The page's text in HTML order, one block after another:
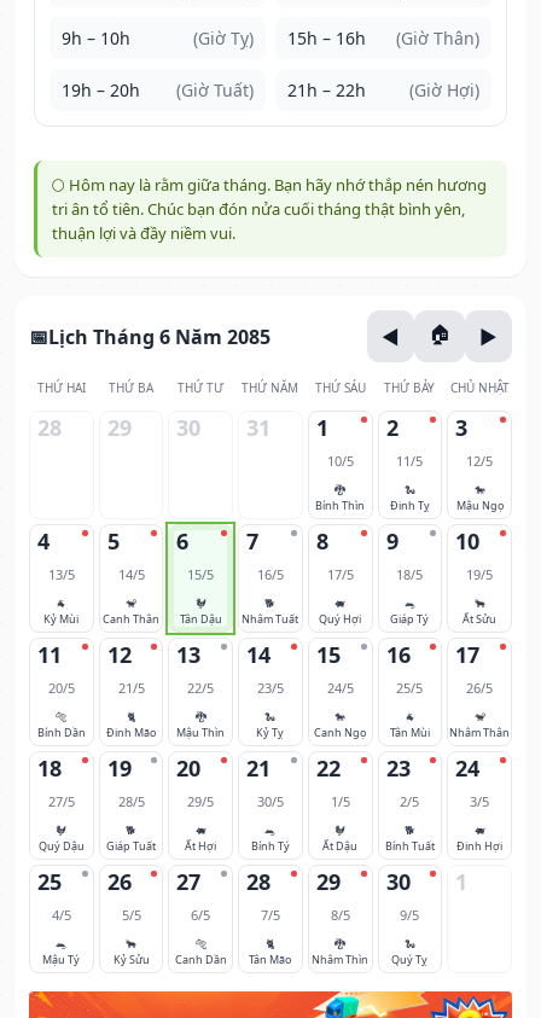
9h – 10h (Giờ Tỵ) 15h – 16h (Giờ Thân)
19h – 20h (Giờ Tuất) 21h – 22h (Giờ Hợi)
🌕 Hôm nay là rằm giữa tháng. Bạn hãy nhớ thắp nén hương
tri ân tổ tiên. Chúc bạn đón nửa cuối tháng thật bình yên,
thuận lợi và đầy niềm vui.
Lịch Tháng 6 Năm 2085
THỨ HAI THỨ BA THỨ TƯ THỨ NĂM THỨ SÁU THỨ BẢY CHỦ NHẬT
28 29 30 31 1
10/5
🐉
Bính Thìn
2
11/5
🐍
Đinh Tỵ
3
12/5
🐎
Mậu Ngọ
4
13/5
🐐
Kỷ Mùi
5
14/5
🐒
Canh Thân
6
15/5
🐓
Tân Dậu
7
16/5
🐕
Nhâm Tuất
8
17/5
🐖
Quý Hợi
9
18/5
🐀
Giáp Tý
10
19/5
🐂
Ất Sửu
11
20/5
🐅
Bính Dần
12
21/5
🐈
Đinh Mão
13
22/5
🐉
Mậu Thìn
14
23/5
🐍
Kỷ Tỵ
15
24/5
🐎
Canh Ngọ
16
25/5
🐐
Tân Mùi
17
26/5
🐒
Nhâm Thân
18
27/5
🐓
Quý Dậu
19
28/5
🐕
Giáp Tuất
20
29/5
🐖
Ất Hợi
21
30/5
🐀
Bính Tý
22
1/5
🐓
Ất Dậu
23
2/5
🐕
Bính Tuất
24
3/5
🐖
Đinh Hợi
25
4/5
🐀
Mậu Tý
26
5/5
🐂
Kỷ Sửu
27
6/5
🐅
Canh Dần
28
7/5
🐈
Tân Mão
29
8/5
🐉
Nhâm Thìn
30
9/5
🐍
Quý Tỵ
1